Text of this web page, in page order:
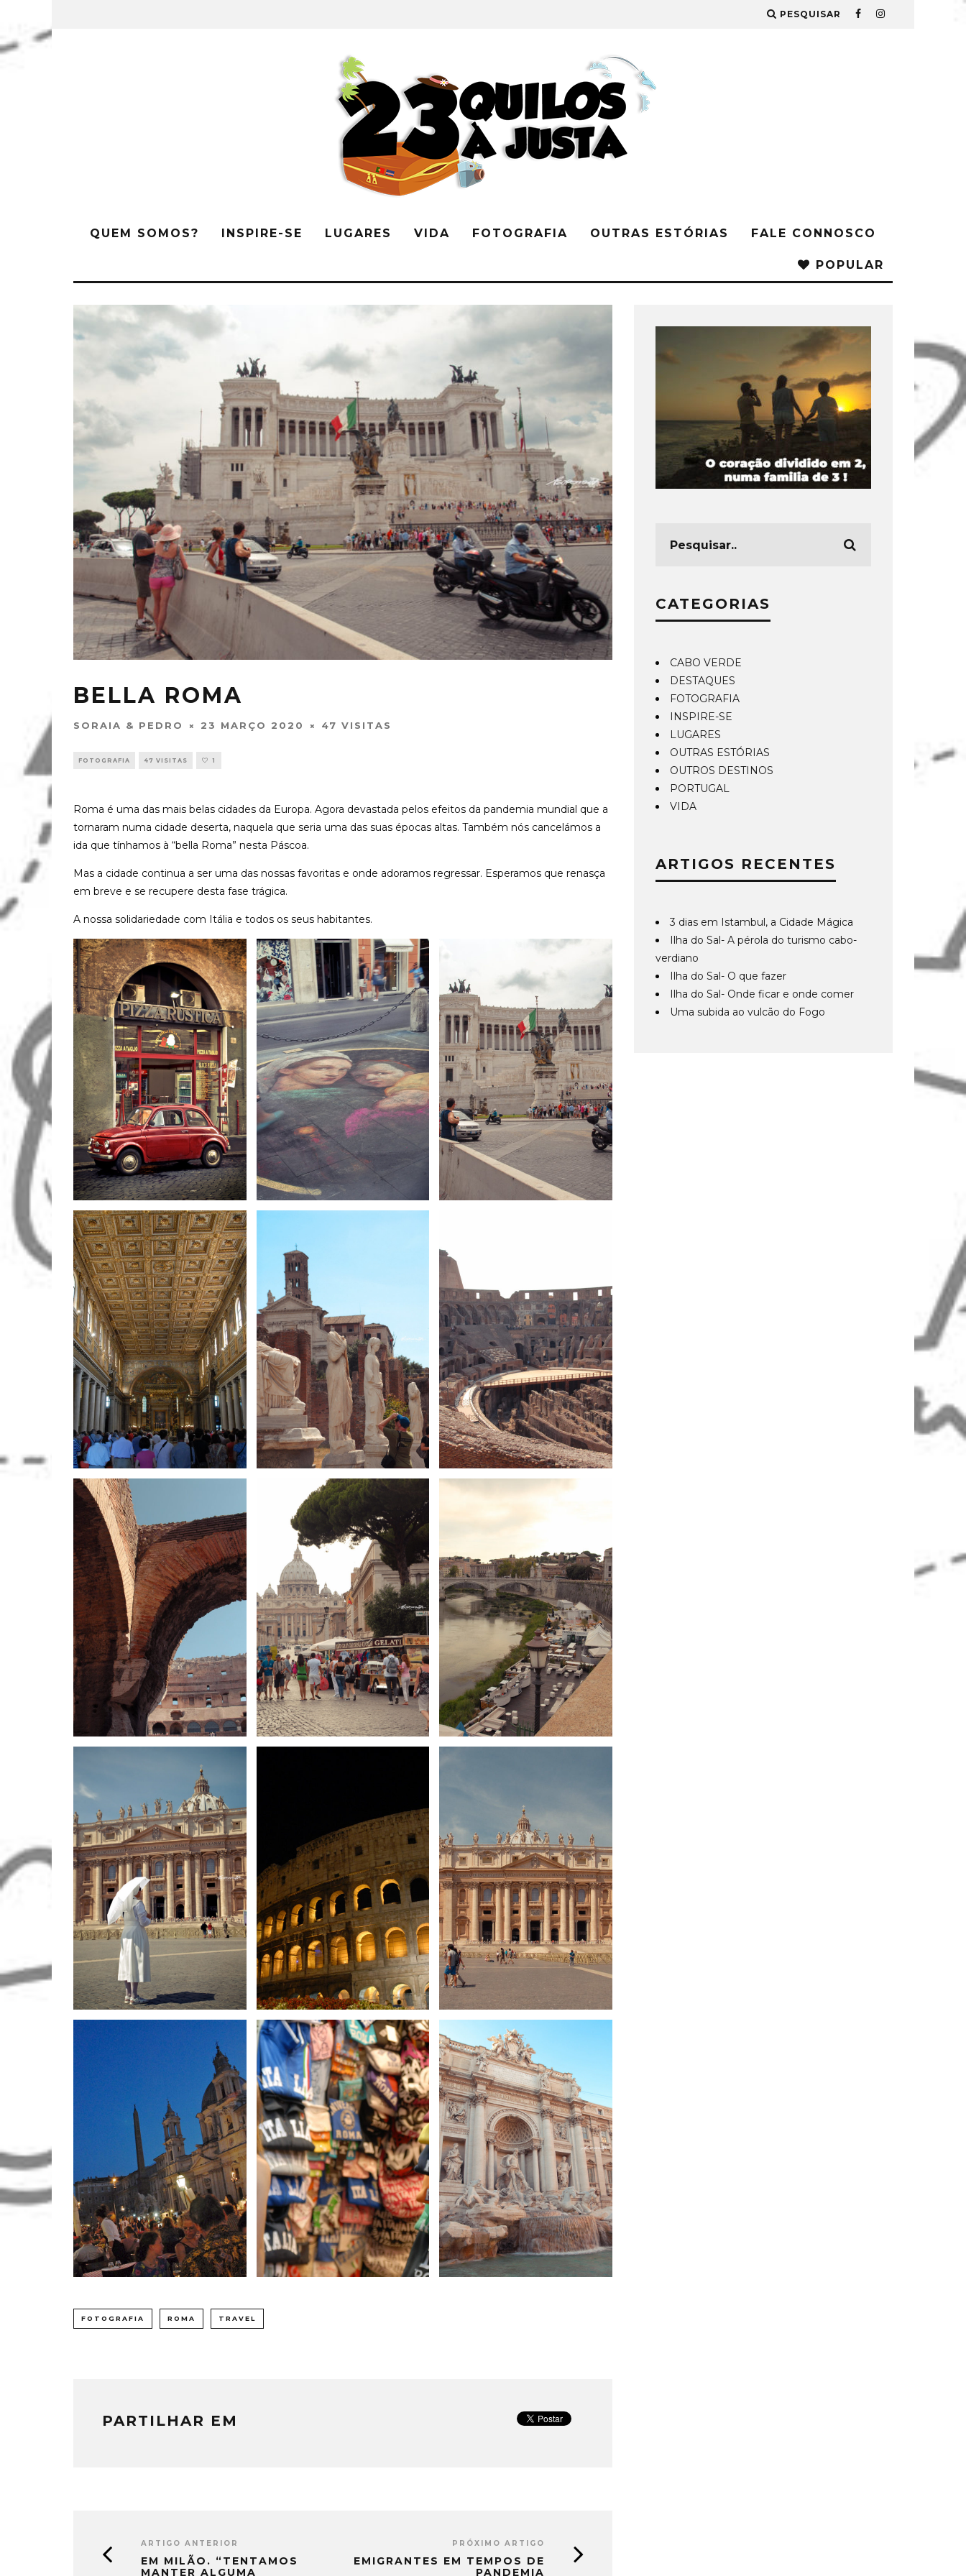
PESQUISAR
QUEM SOMOS? INSPIRE-SE LUGARES VIDA FOTOGRAFIA OUTRAS ESTÓRIAS FALE CONNOSCO
POPULAR
BELLA ROMA
SORAIA & PEDRO 23 MARÇO 2020 47 VISITAS
FOTOGRAFIA 47 VISITAS 1
Roma é uma das mais belas cidades da Europa. Agora devastada pelos efeitos da pandemia mundial que a
tornaram numa cidade deserta, naquela que seria uma das suas épocas altas. Também nós cancelámos a
ida que tínhamos à “bella Roma” nesta Páscoa.
Mas a cidade continua a ser uma das nossas favoritas e onde adoramos regressar. Esperamos que renasça
em breve e se recupere desta fase trágica.
A nossa solidariedade com Itália e todos os seus habitantes.
FOTOGRAFIA ROMA TRAVEL
PARTILHAR EM
ARTIGO ANTERIOR
EM MILÃO. “TENTAMOS
MANTER ALGUMA
PRÓXIMO ARTIGO
EMIGRANTES EM TEMPOS DE
PANDEMIA
CATEGORIAS
CABO VERDE
DESTAQUES
FOTOGRAFIA
INSPIRE-SE
LUGARES
OUTRAS ESTÓRIAS
OUTROS DESTINOS
PORTUGAL
VIDA
ARTIGOS RECENTES
3 dias em Istambul, a Cidade Mágica
Ilha do Sal- A pérola do turismo cabo-
verdiano
Ilha do Sal- O que fazer
Ilha do Sal- Onde ficar e onde comer
Uma subida ao vulcão do Fogo